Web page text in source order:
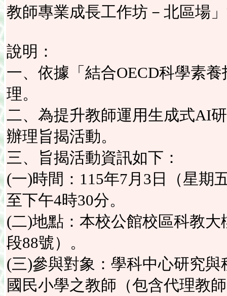
教師專業成長工作坊－北區場
說明：
一、依據「結合OECD科學素
理。
二、為提升教師運用生成式AI
辦理旨揭活動。
三、旨揭活動資訊如下：
(一)時間：115年7月3日（星期
至下午4時30分。
(二)地點：本校公館校區科教
段88號）。
(三)參與對象：學科中心研究
國民小學之教師（包含代理教